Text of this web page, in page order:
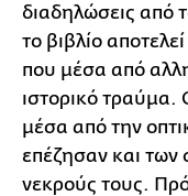
διαδηλώσεις από
το βιβλίο
που μέσα από
ιστορικό τραύμα.
μέσα από την
επέζησαν και
νεκρούς τους.